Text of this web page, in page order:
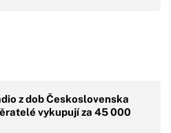
z dob Československa
vykupují za 45 000